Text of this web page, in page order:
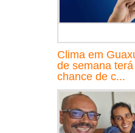
Clima em
de semana
chance de c...